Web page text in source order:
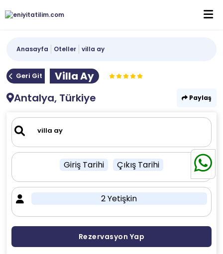
Anasayfa Oteller villa ay
Geri Git
Villa Ay
Antalya, Türkiye
Paylaş
Giriş Tarihi Çıkış Tarihi
2 Yetişkin
Rezervasyon Yap